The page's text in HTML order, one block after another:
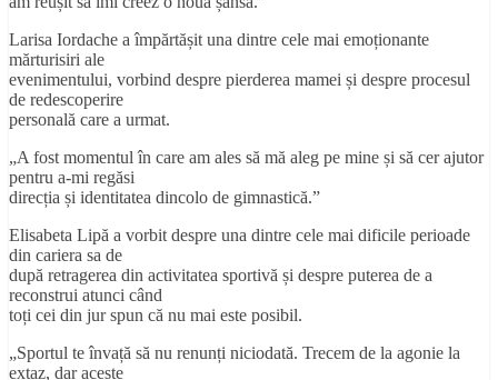
Larisa Iordache a împărtășit una dintre cele mai emoționante
mărturisiri ale
evenimentului, vorbind despre pierderea mamei și despre procesul
de redescoperire
personală care a urmat.
„A fost momentul în care am ales să mă aleg pe mine și să cer ajutor
pentru a-mi regăsi
direcția și identitatea dincolo de gimnastică.”
Elisabeta Lipă a vorbit despre una dintre cele mai dificile perioade
din cariera sa de
după retragerea din activitatea sportivă și despre puterea de a
reconstrui atunci când
toți cei din jur spun că nu mai este posibil.
„Sportul te învață să nu renunți niciodată. Trecem de la agonie la
extaz, dar aceste